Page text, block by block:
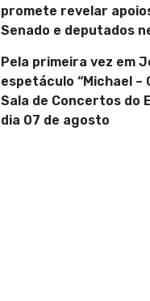
promete revelar
Senado e deputados
Pela primeira vez em
espetáculo “Michael –
Sala de Concertos do
dia 07 de agosto